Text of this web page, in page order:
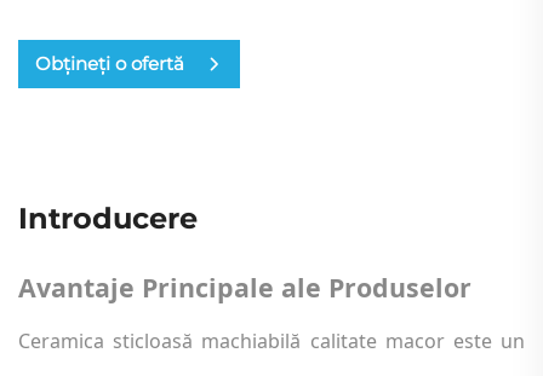
Obțineți o ofertă
Introducere
Avantaje Principale ale Produselor
Ceramica sticloasă machiabilă calitate macor este un